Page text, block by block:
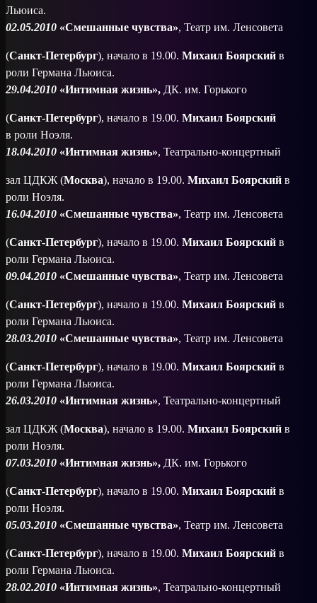
Льюиса.
02.05.2010 «Смешанные чувства», Театр им. Ленсовета
(Санкт-Петербург), начало в 19.00. Михаил Боярский в
роли Германа Льюиса.
29.04.2010 «Интимная жизнь», ДК. им. Горького
(Санкт-Петербург), начало в 19.00. Михаил Боярский
в роли Ноэля.
18.04.2010 «Интимная жизнь», Театрально-концертный
зал ЦДКЖ (Москва), начало в 19.00. Михаил Боярский в
роли Ноэля.
16.04.2010 «Смешанные чувства», Театр им. Ленсовета
(Санкт-Петербург), начало в 19.00. Михаил Боярский в
роли Германа Льюиса.
09.04.2010 «Смешанные чувства», Театр им. Ленсовета
(Санкт-Петербург), начало в 19.00. Михаил Боярский в
роли Германа Льюиса.
28.03.2010 «Смешанные чувства», Театр им. Ленсовета
(Санкт-Петербург), начало в 19.00. Михаил Боярский в
роли Германа Льюиса.
26.03.2010 «Интимная жизнь», Театрально-концертный
зал ЦДКЖ (Москва), начало в 19.00. Михаил Боярский в
роли Ноэля.
07.03.2010 «Интимная жизнь», ДК. им. Горького
(Санкт-Петербург), начало в 19.00. Михаил Боярский в
роли Ноэля.
05.03.2010 «Смешанные чувства», Театр им. Ленсовета
(Санкт-Петербург), начало в 19.00. Михаил Боярский в
роли Германа Льюиса.
28.02.2010 «Интимная жизнь», Театрально-концертный